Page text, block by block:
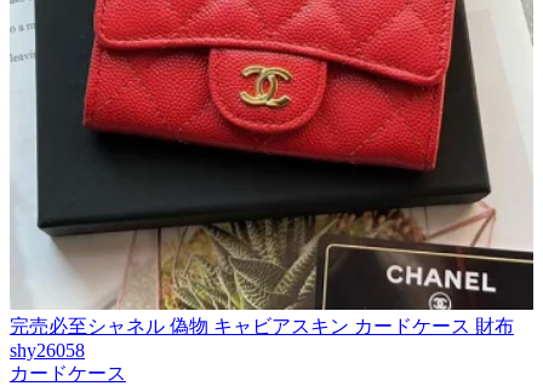
完売必至シャネル 偽物 キャビアスキン カードケース 財布
shy26058
カードケース